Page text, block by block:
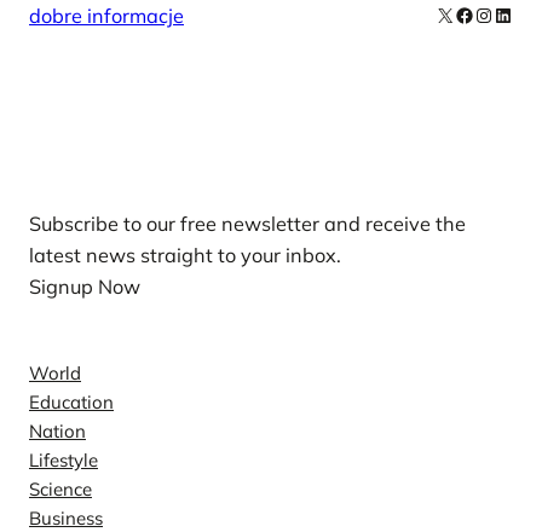
dobre informacje X Facebook
Subscribe to our free newsletter and receive the
latest news straight to your inbox.
Signup Now
World
Education
Nation
Lifestyle
Science
Business